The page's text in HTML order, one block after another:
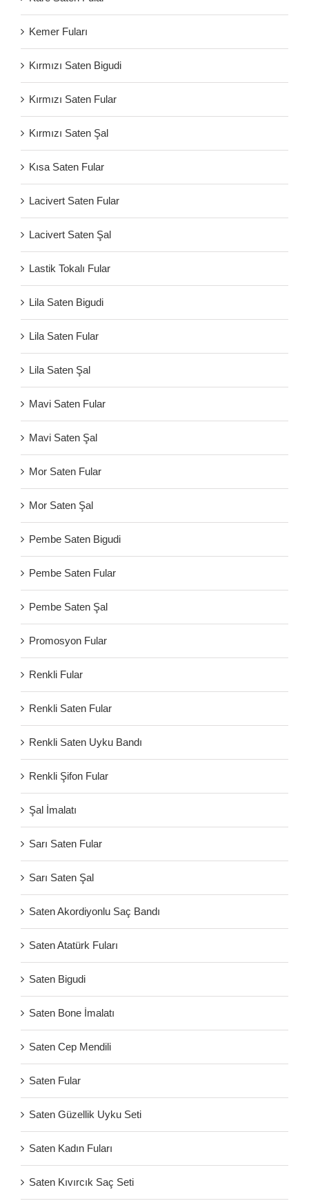
Kemer Fuları
Kırmızı Saten Bigudi
Kırmızı Saten Fular
Kırmızı Saten Şal
Kısa Saten Fular
Lacivert Saten Fular
Lacivert Saten Şal
Lastik Tokalı Fular
Lila Saten Bigudi
Lila Saten Fular
Lila Saten Şal
Mavi Saten Fular
Mavi Saten Şal
Mor Saten Fular
Mor Saten Şal
Pembe Saten Bigudi
Pembe Saten Fular
Pembe Saten Şal
Promosyon Fular
Renkli Fular
Renkli Saten Fular
Renkli Saten Uyku Bandı
Renkli Şifon Fular
Şal İmalatı
Sarı Saten Fular
Sarı Saten Şal
Saten Akordiyonlu Saç Bandı
Saten Atatürk Fuları
Saten Bigudi
Saten Bone İmalatı
Saten Cep Mendili
Saten Fular
Saten Güzellik Uyku Seti
Saten Kadın Fuları
Saten Kıvırcık Saç Seti